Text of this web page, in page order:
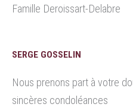
Famille Deroissart-Delabre
SERGE GOSSELIN
Nous prenons part à votre
sincères condoléances